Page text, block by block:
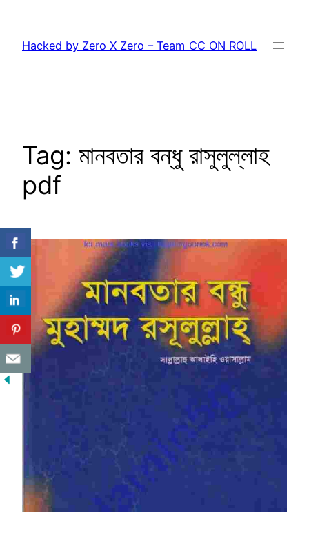
content
Hacked by Zero X Zero – Team_CC ON ROLL
Tag: মানবতার বন্ধু রাসুলুল্লাহ
pdf